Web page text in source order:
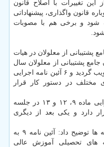
تغییرات با اصلاح قانون
قانون واگذاری، پیشنهاداتی
شود و برخی هم با مصوبات
پشتیبانی از معلولان در هیات
پشتیبانی از معلولان سال
۱۳۹۶ در مجلس شورای اسلامی تصویب گردید و ۶ آئین نامه اجرایی
مختلف در دستور كار قرار
وی اضافه كرد: امروز آئین نامه اجرایی ماده ۹، ۱۲ و ۱۳ در جلسه
دارد و یكی بعد از دیگری
شریعتمداری درباره جزئیات آیین نامه ها توضیح داد: آئین نامه ۹ به
های تحصیلی آموزش عالی